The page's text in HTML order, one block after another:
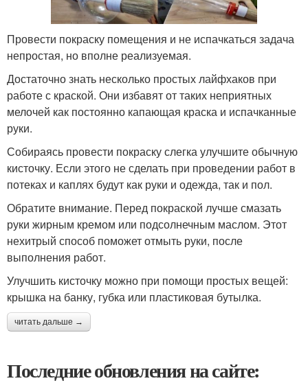
Провести покраску помещения и не испачкаться задача
непростая, но вполне реализуемая.
Достаточно знать несколько простых лайфхаков при
работе с краской. Они избавят от таких неприятных
мелочей как постоянно капающая краска и испачканные
руки.
Собираясь провести покраску слегка улучшите обычную
кисточку. Если этого не сделать при проведении работ в
потеках и каплях будут как руки и одежда, так и пол.
Обратите внимание. Перед покраской лучше смазать
руки жирным кремом или подсолнечным маслом. Этот
нехитрый способ поможет отмыть руки, после
выполнения работ.
Улучшить кисточку можно при помощи простых вещей:
крышка на банку, губка или пластиковая бутылка.
читать дальше →
Последние обновления на сайте: